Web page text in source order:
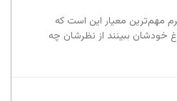
مهم‌ترین معیار این است که
خودشان ببینند از نظرشان چه